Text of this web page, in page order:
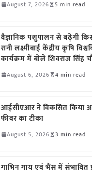
August 7, 2026 5 min read
वैज्ञानिक पशुपालन से बढ़ेगी
रानी लक्ष्मीबाई केंद्रीय कृषि
कार्यक्रम में बोले शिवराज सिंह
August 6, 2026 4 min read
आईसीएआर ने विकसित किया
फीवर का टीका
August 5, 2026 3 min read
गाभिन गाय एवं भैंस में संभावित